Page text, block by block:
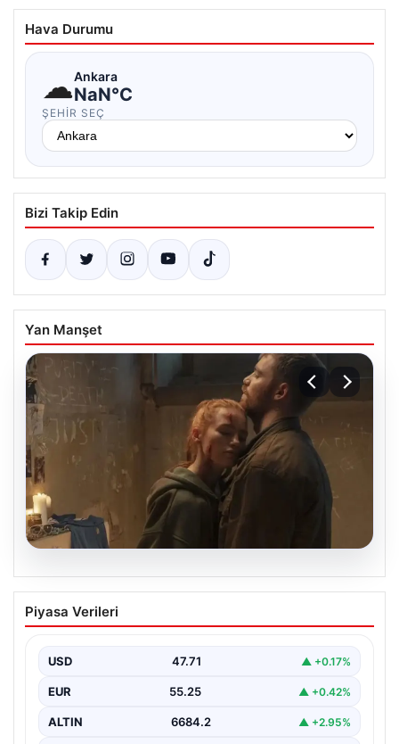
Hava Durumu
☁Ankara
NaN°C
ŞEHIR SEÇ
Bizi Takip Edin
Yan Manşet
06.08.2026
Sinemalarda bu hafta: 6 film
sinemaseverlerle buluşacak
Piyasa Verileri
USD 47.71 ▲ +0.17%
EUR 55.25 ▲ +0.42%
ALTIN 6684.2 ▲ +2.95%